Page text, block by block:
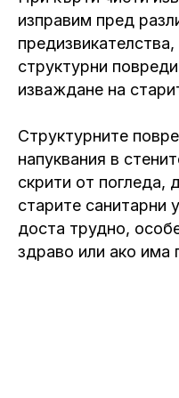
изправим пред
структурни
изваждане на
Структурните
напуквания в
скрити от погледа,
старите
доста трудно,
здраво или ако има